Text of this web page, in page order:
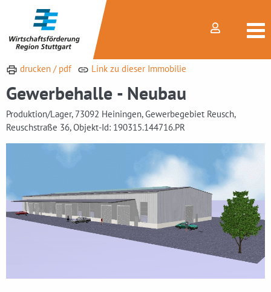
drucken / pdf Link zu dieser Immobilie
Gewerbehalle - Neubau
Produktion/Lager, 73092 Heiningen, Gewerbegebiet Reusch,
Reuschstraße 36, Objekt-Id: 190315.144716.PR